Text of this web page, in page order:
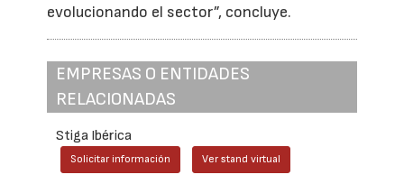
evolucionando el sector”, concluye.
EMPRESAS O ENTIDADES
RELACIONADAS
Stiga Ibérica
Solicitar información Ver stand virtual